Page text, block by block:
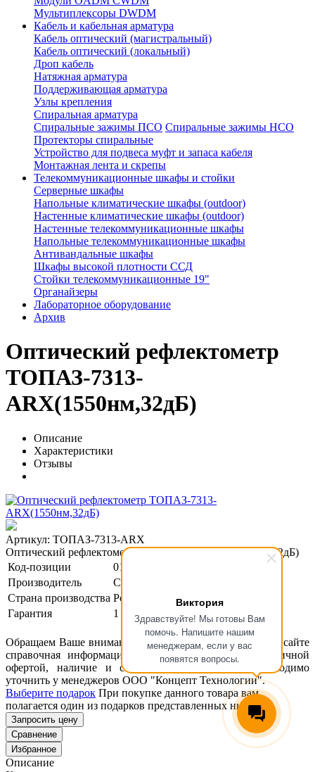
Виктория
Здравствуйте! Мы готовы Вам
помочь. Напишите нашим
менеджерам, если у вас
появятся вопросы.
Мультиплексоры DWDM
Кабель и кабельная арматура
Кабель оптический (магистральный)
Кабель оптический (локальный)
Дроп кабель
Натяжная арматура
Поддерживающая арматура
Узлы крепления
Спиральная арматура
Спиральные зажимы ПСО Спиральные зажимы НСО
Протекторы спиральные
Устройство для подвеса муфт и запаса кабеля
Монтажная лента и скрепы
Телекоммуникационные шкафы и стойки
Серверные шкафы
Напольные климатические шкафы (outdoor)
Настенные климатические шкафы (outdoor)
Настенные телекоммуникационные шкафы
Напольные телекоммуникационные шкафы
Антивандальные шкафы
Шкафы высокой плотности ССД
Стойки телекоммуникационные 19"
Органайзеры
Лабораторное оборудование
Архив
Оптический рефлектометр
ТОПАЗ-7313-
ARX(1550нм,32дБ)
Описание
Характеристики
Отзывы
Артикул: ТОПАЗ-7313-ARX
Оптический рефлектометр ТОПАЗ-7313-ARX(1550нм,32дБ)
Код-позиции
01-00124797
Производитель
Связь Сервис
Страна производства Россия
Гарантия
1 год
Обращаем Ваше внимание, что размещенная на данном сайте
справочная информация о товарах не является публичной
офертой, наличие и стоимость оборудования необходимо
уточнить у менеджеров ООО "Концепт Технологии".
Выберите подарок При покупке данного товара вам
полагается один из подарков представленных ниже
Запросить цену
Сравнение
Избранное
Описание